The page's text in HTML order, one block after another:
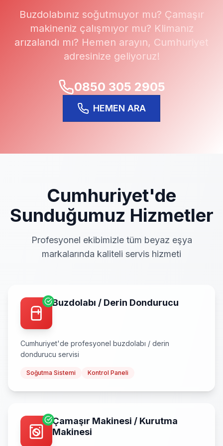
Buzdolabınız soğutmuyor mu? Çamaşır
makineniz çalışmıyor mu? Klimanız
arızalandı mı? Hemen arayın, Cumhuriyet
adresinize geliyoruz!
0850 305 2905
HEMEN ARA
Cumhuriyet'de
Sunduğumuz Hizmetler
Profesyonel ekibimizle tüm beyaz eşya
markalarında kaliteli servis hizmeti
Buzdolabı / Derin Dondurucu
Cumhuriyet'de profesyonel buzdolabı / derin
dondurucu servisi
Soğutma Sistemi Kontrol Paneli
Çamaşır Makinesi / Kurutma
Makinesi